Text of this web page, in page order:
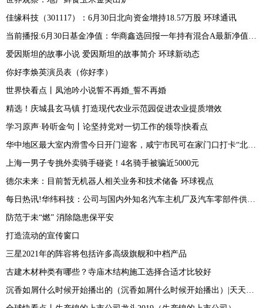
佳缘科技（301117）：6月30日北向资金增持18.57万股 环球通讯
当前播报:6月30日基金净值：华商鑫选回报一年持有混合A最新净值1.1775，涨0.83%
爱因斯坦的故事小说 爱因斯坦的故事简介 环球新动态
你好李焕英演员表（你好李）
世界快看点丨凤池吟小说誓不再婚_誓不再婚
精选！庆城县玄马镇 打造现代农业示范园促进农业提质增效
学习原声·聆听金句丨论坚持党对一切工作的领导|快看点
华中地区最大室内滑雪今日开门迎客，咸宁市民可在家门口打卡“北国风光” 天天即时
上海一男子专挑外卖骑手碰瓷！4名骑手被骗近5000元
德尔未来：目前暂无机器人相关业务和技术储备 环球视点
每日热讯!华纬科技：公司与国内外知名汽车主机厂及汽车零部件供应商建立良好的合作关系
防范于未“燃” 消除隐患保平安
打造流动的宣传窗口
三星2021年的阵容将包括许多高级旗舰和中档产品
古建木材种类有哪些？寺庙木结构施工选择合适才比较好
沉香如屑什么时候开始播出的（沉香如屑什么时候开始播出）|天天速看料